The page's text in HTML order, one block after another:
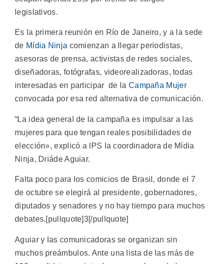
legislativos.
Es la primera reunión en Río de Janeiro, y a la sede
de Mídia Ninja comienzan a llegar periodistas,
asesoras de prensa, activistas de redes sociales,
diseñadoras, fotógrafas, videorealizadoras, todas
interesadas en participar de la Campaña Mujer
convocada por esa red alternativa de comunicación.
“La idea general de la campaña es impulsar a las
mujeres para que tengan reales posibilidades de
elección», explicó a IPS la coordinadora de Mídia
Ninja, Driáde Aguiar.
Falta poco para los comicios de Brasil, donde el 7
de octubre se elegirá al presidente, gobernadores,
diputados y senadores y no hay tiempo para muchos
debates.[pullquote]3[/pullquote]
Aguiar y las comunicadoras se organizan sin
muchos preámbulos. Ante una lista de las más de